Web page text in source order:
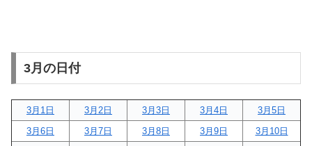
3月の日付
3月1日 3月2日 3月3日 3月4日
3月5日
3月6日
3月7日 3月8日 3月9日
3月10日